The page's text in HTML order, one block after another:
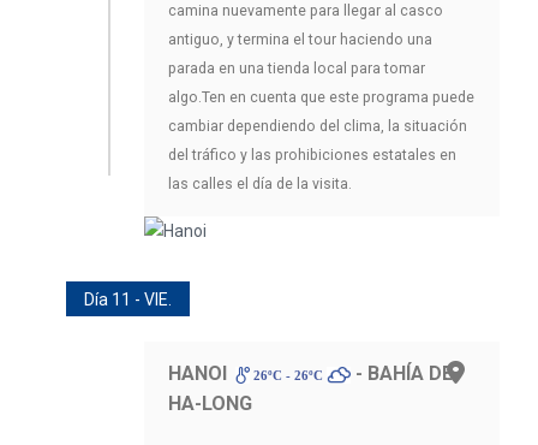
camina nuevamente para llegar al casco
antiguo, y termina el tour haciendo una
parada en una tienda local para tomar
algo.Ten en cuenta que este programa puede
cambiar dependiendo del clima, la situación
del tráfico y las prohibiciones estatales en
las calles el día de la visita.
Día 11 - VIE.
HANOI 26ºC - 26ºC
- BAHÍA DE
HA-LONG